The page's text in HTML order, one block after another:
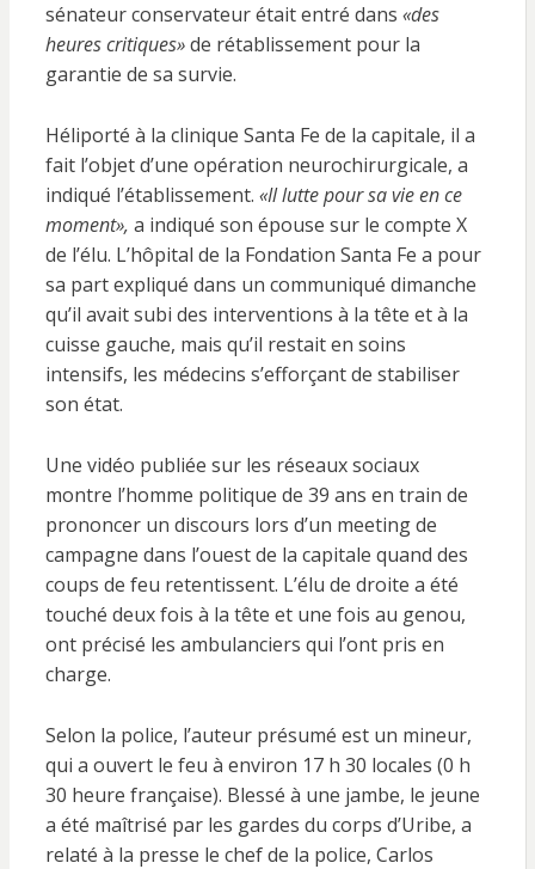
sénateur conservateur était entré dans «des
heures critiques»de rétablissement pour la
garantie de sa survie.
Héliporté à la clinique Santa Fe de la capitale, il a
fait l’objet d’une opération neurochirurgicale, a
indiqué l’établissement. «Il lutte pour sa vie en ce
moment», a indiqué son épouse sur le compte X
de l’élu. L’hôpital de la Fondation Santa Fe a pour
sa part expliqué dans un communiqué dimanche
qu’il avait subi des interventions à la tête et à la
cuisse gauche, mais qu’il restait en soins
intensifs, les médecins s’efforçant de stabiliser
son état.
Une vidéo publiée sur les réseaux sociaux
montre l’homme politique de 39 ans en train de
prononcer un discours lors d’un meeting de
campagne dans l’ouest de la capitale quand des
coups de feu retentissent. L’élu de droite a été
touché deux fois à la tête et une fois au genou,
ont précisé les ambulanciers qui l’ont pris en
charge.
Selon la police, l’auteur présumé est un mineur,
qui a ouvert le feu à environ 17 h 30 locales (0 h
30 heure française). Blessé à une jambe, le jeune
a été maîtrisé par les gardes du corps d’Uribe, a
relaté à la presse le chef de la police, Carlos